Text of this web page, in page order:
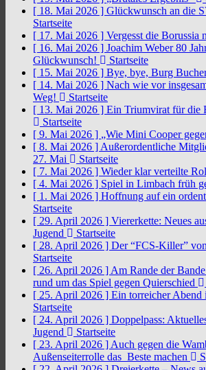
[ 18. Mai 2026 ] Glückwunsch an die
Startseite
[ 17. Mai 2026 ] Vergesst die Borussia
[ 16. Mai 2026 ] Joachim Weber 80
Glückwunsch!
Startseite
[ 15. Mai 2026 ] Bye, bye, Burg
[ 14. Mai 2026 ] Nach wie vor
Weg!
Startseite
[ 13. Mai 2026 ] Ein Triumvirat für die
Startseite
[ 9. Mai 2026 ] „Wie Mini Cooper
[ 8. Mai 2026 ] Außerordentliche
27. Mai
Startseite
[ 7. Mai 2026 ] Wieder klar verteilte
[ 4. Mai 2026 ] Spiel in Limbach früh
[ 1. Mai 2026 ] Hoffnung auf ein
Startseite
[ 29. April 2026 ] Viererkette: Neues
Jugend
Startseite
[ 28. April 2026 ] Der “FCS-Killer”
Startseite
[ 26. April 2026 ] Am Rande der
rund um das Spiel gegen Quierschied
[ 25. April 2026 ] Ein torreicher Abend
Startseite
[ 24. April 2026 ] Doppelpass:
Jugend
Startseite
[ 23. April 2026 ] Auch gegen die
Außenseiterrolle das Beste machen